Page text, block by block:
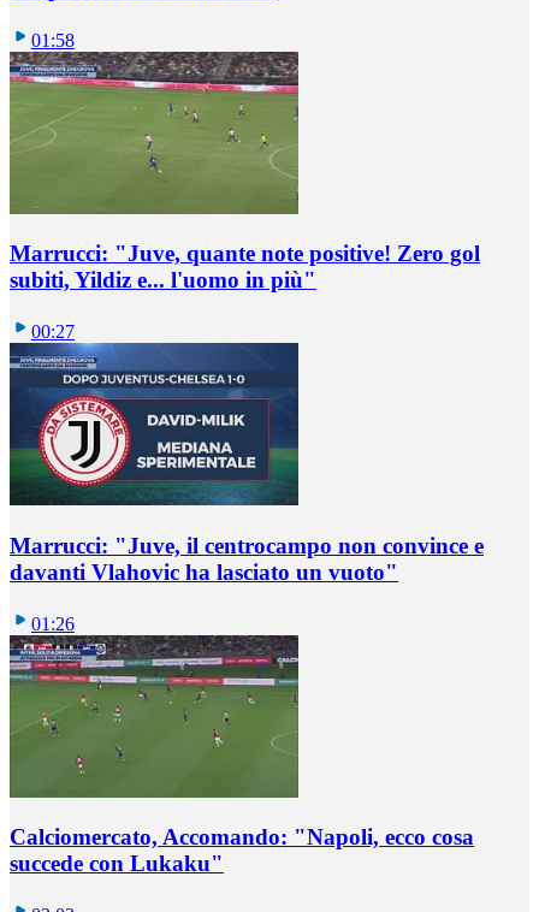
01:58
Marrucci: "Juve, quante note positive! Zero gol
subiti, Yildiz e... l'uomo in più"
00:27
Marrucci: "Juve, il centrocampo non convince e
davanti Vlahovic ha lasciato un vuoto"
01:26
Calciomercato, Accomando: "Napoli, ecco cosa
succede con Lukaku"